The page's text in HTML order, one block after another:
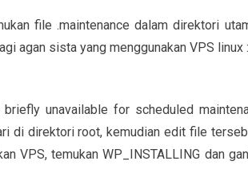
file .maintenance dalam direktori
agan sista yang menggunakan VPS linux :
unavailable for scheduled
di direktori root, kemudian edit file
VPS, temukan WP_INSTALLING dan